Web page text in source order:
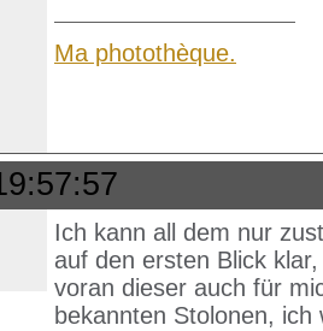
Ma photothèque.
Ich kann all dem nur
auf den ersten Blick
voran dieser auch für
bekannten Stolonen,